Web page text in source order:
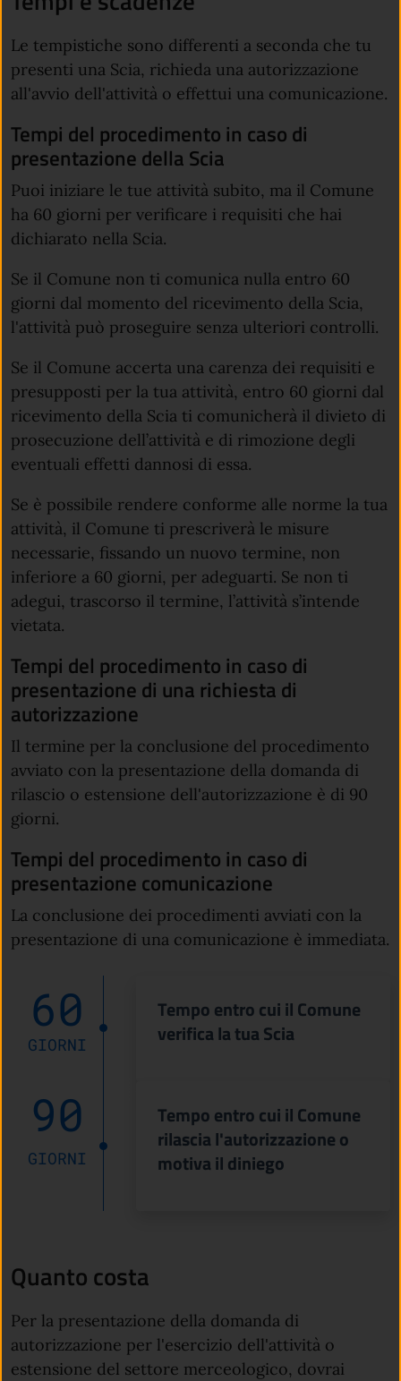
Le tempistiche sono differenti a seconda che tu
presenti una Scia, richieda una autorizzazione
all'avvio dell'attività o effettui una comunicazione.
Tempi del procedimento in caso di
presentazione della Scia
Puoi iniziare le tue attività subito, ma il Comune
ha 60 giorni per verificare i requisiti che hai
dichiarato nella Scia.
Se il Comune non ti comunica nulla entro 60
giorni dal momento del ricevimento della Scia,
l'attività può proseguire senza ulteriori controlli.
Se il Comune accerta una carenza dei requisiti e
presupposti per la tua attività, entro 60 giorni dal
ricevimento della Scia ti comunicherà il divieto di
prosecuzione dell’attività e di rimozione degli
eventuali effetti dannosi di essa.
Se è possibile rendere conforme alle norme la tua
attività, il Comune ti prescriverà le misure
necessarie, fissando un nuovo termine, non
inferiore a 60 giorni, per adeguarti. Se non ti
adegui, trascorso il termine, l’attività s’intende
vietata.
Tempi del procedimento in caso di
presentazione di una richiesta di
autorizzazione
Il termine per la conclusione del procedimento
avviato con la presentazione della domanda di
rilascio o estensione dell'autorizzazione è di 90
giorni.
Tempi del procedimento in caso di
presentazione comunicazione
La conclusione dei procedimenti avviati con la
presentazione di una comunicazione è immediata.
60
GIORNI
Tempo entro cui il Comune
verifica la tua Scia
90
GIORNI
Tempo entro cui il Comune
rilascia l'autorizzazione o
motiva il diniego
Quanto costa
Per la presentazione della domanda di
autorizzazione per l'esercizio dell'attività o
estensione del settore merceologico, dovrai